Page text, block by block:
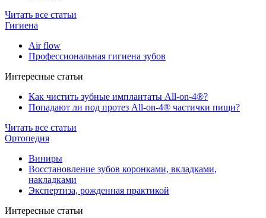
Читать все статьи
Гигиена
Air flow
Профессиональная гигиена зубов
Интересные статьи
Как чистить зубные имплантаты All-on-4®?
Попадают ли под протез All-on-4® частички пищи?
Читать все статьи
Ортопедия
Виниры
Восстановление зубов коронками, вкладками,
накладками
Экспертиза, рожденная практикой
Интересные статьи